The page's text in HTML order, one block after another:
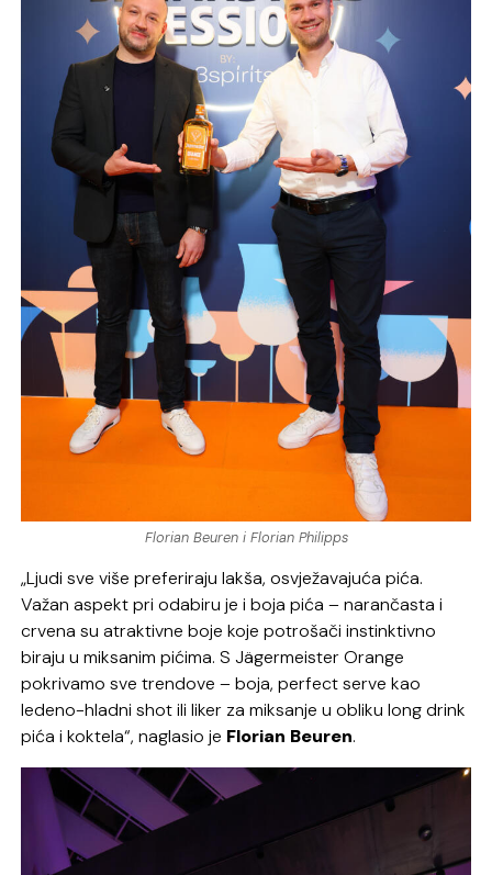
Florian Beuren i Florian Philipps
„Ljudi sve više preferiraju lakša, osvježavajuća pića.
Važan aspekt pri odabiru je i boja pića – narančasta i
crvena su atraktivne boje koje potrošači instinktivno
biraju u miksanim pićima. S Jägermeister Orange
pokrivamo sve trendove – boja, perfect serve kao
ledeno-hladni shot ili liker za miksanje u obliku long drink
pića i koktela“, naglasio je Florian Beuren.